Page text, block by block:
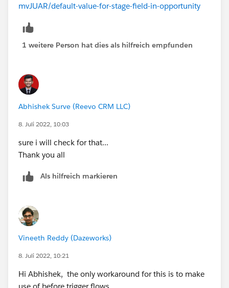
mvJUAR/default-value-for-stage-field-in-opportunity
1 weitere Person hat dies als hilfreich empfunden
Abhishek Surve (Reevo CRM LLC)
8. Juli 2022, 10:03
sure i will check for that...
Thank you all
Als hilfreich markieren
Vineeth Reddy (Dazeworks)
8. Juli 2022, 10:21
Hi Abhishek, the only workaround for this is to make
use of before trigger flows.